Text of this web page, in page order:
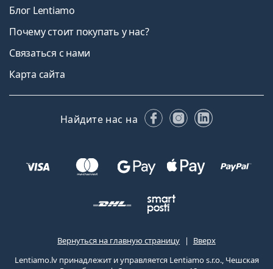
Блог Lentiamo
Почему стоит покупать у нас?
Связаться с нами
Карта сайта
Найдите нас на FacebookInstagram
LinkedIn
Вернуться на главную страницу
Вверх
Lentiamo.lv принадлежит и управляется Lentiamo s.r.o., Чешская